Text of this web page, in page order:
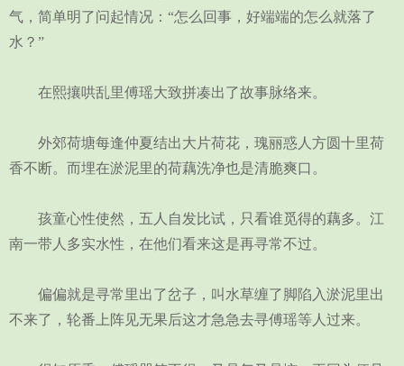
气，简单明了问起情况：“怎么回事，好端端的怎么就落了
水？”
在熙攘哄乱里傅瑶大致拼凑出了故事脉络来。
外郊荷塘每逢仲夏结出大片荷花，瑰丽惑人方圆十里荷
香不断。而埋在淤泥里的荷藕洗净也是清脆爽口。
孩童心性使然，五人自发比试，只看谁觅得的藕多。江
南一带人多实水性，在他们看来这是再寻常不过。
偏偏就是寻常里出了岔子，叫水草缠了脚陷入淤泥里出
不来了，轮番上阵见无果后这才急急去寻傅瑶等人过来。